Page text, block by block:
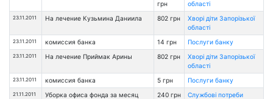
грн
області
23.11.2011 На лечение Кузьмина Даниила 802 грн
Хворі діти Запорізької
області
23.11.2011 комиссия банка 14 грн Послуги банку
23.11.2011 На лечение Приймак Арины 802 грн
Хворі діти Запорізької
області
23.11.2011 комиссия банка 5 грн Послуги банку
21.11.2011 Уборка офиса фонда за месяц 240 грн
Службові потреби